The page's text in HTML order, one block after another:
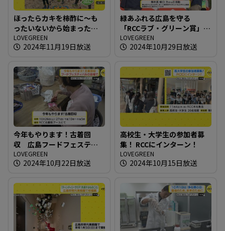
ほったらカキを柿酢に～も
ったいないから始まったク
マよけ
LOVEGREEN
2024年11月19日放送
緑あふれる広島を守る
「RCCラブ・グリーン賞」表
彰式開催
LOVEGREEN
2024年10月29日放送
今年もやります！古着回
収 広島フードフェスティ
バルの会場で
LOVEGREEN
2024年10月22日放送
高校生・大学生の参加者募
集！ RCCにインターン！
LOVEGREEN
2024年10月15日放送